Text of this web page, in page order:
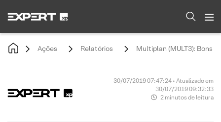
Ações Relatórios Multiplan (MULT3): Bons
30/07/2019 07:47:24 • Atualizado em
30/07/2019 09:32:33
2 minutos de leitura